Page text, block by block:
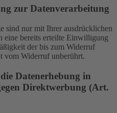
zur Datenverarbeitung
sind nur mit Ihrer ausdrücklichen
bereits erteilte Einwilligung
der bis zum Widerruf
vom Widerruf unberührt.
Datenerhebung in
Direktwerbung (Art.